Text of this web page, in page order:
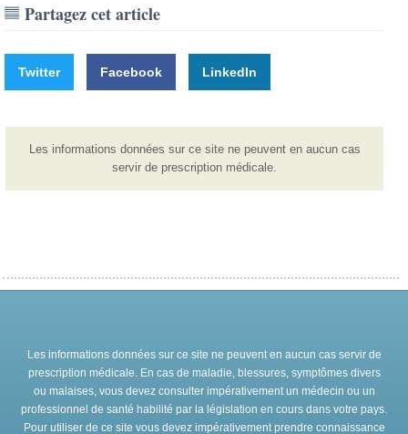
Partagez cet article
Twitter Facebook LinkedIn
Les informations données sur ce site ne peuvent en aucun cas
servir de prescription médicale.
Les informations données sur ce site ne peuvent en aucun cas servir de
prescription médicale. En cas de maladie, blessures, symptômes divers
ou malaises, vous devez consulter impérativement un médecin ou un
professionnel de santé habilité par la législation en cours dans votre pays.
Pour utiliser de ce site vous devez impérativement prendre connaissance